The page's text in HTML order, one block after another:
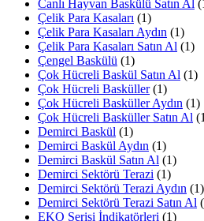
Canlı Hayvan Baskülü Satın Al
Çelik Para Kasaları (1)
Çelik Para Kasaları Aydın (1)
Çelik Para Kasaları Satın Al (1)
Çengel Baskülü (1)
Çok Hücreli Baskül Satın Al (1)
Çok Hücreli Basküller (1)
Çok Hücreli Basküller Aydın (1)
Çok Hücreli Basküller Satın Al
Demirci Baskül (1)
Demirci Baskül Aydın (1)
Demirci Baskül Satın Al (1)
Demirci Sektörü Terazi (1)
Demirci Sektörü Terazi Aydın (1)
Demirci Sektörü Terazi Satın Al
EKO Serisi İndikatörleri (1)